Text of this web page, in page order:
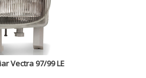
Vectra 97/99 LE